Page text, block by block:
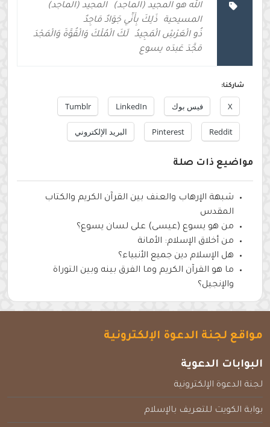
الله هو المجيد (الماجد)
المجيد (الماجد)
المسيحية
ذَلِكَ بِأَنِّي جَوَادٌ مَاجِدٌ
ذُو الْعَرْشِ الْمَجِيدُ
لَكَ الْمُلْكَ وَالْقُوَّةَ وَالْمَجْدَ
مَجَّدَ عَبدَه يسوع
شاركنا:
X فيس بوك LinkedIn
Tumblr
Reddit
Pinterest البريد الإلكتروني
مواضيع ذات صلة
شبهة الإرهاب والعنف بين القرآن الكريم والكتاب
المقدس
من هو يسوع (عيسى) على لسان يسوع؟
من أخلاق الإسلام: الأمانة
هل الإسلام دين جميع الأنبياء؟
ما هو القرآن الكريم وما الفرق بينه وبين التوراة
والإنجيل؟
مواقع لجنة الدعوة الإلكترونية
البوابات الدعوية
لجنة الدعوة الإلكترونية
بوابة الكويت للتعريف بالإسلام